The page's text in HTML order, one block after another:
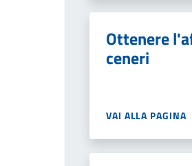
Ottenere
ceneri
VAI ALLA PAGINA